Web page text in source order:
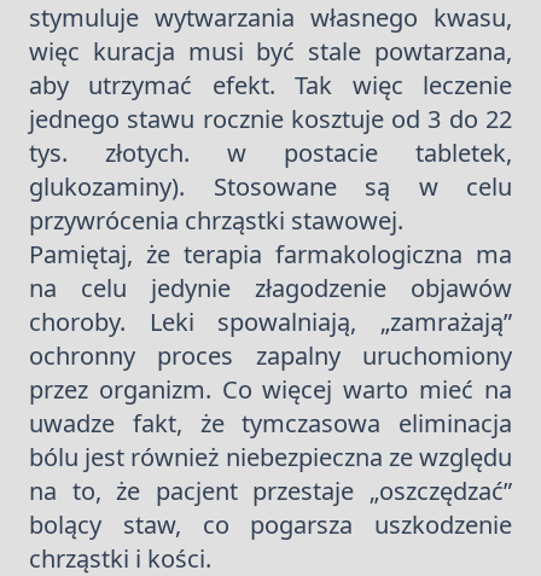
stymuluje wytwarzania własnego kwasu,
więc kuracja musi być stale powtarzana,
aby utrzymać efekt. Tak więc leczenie
jednego stawu rocznie kosztuje od 3 do 22
tys. złotych. w postacie tabletek,
glukozaminy). Stosowane są w celu
przywrócenia chrząstki stawowej.
Pamiętaj, że terapia farmakologiczna ma
na celu jedynie złagodzenie objawów
choroby. Leki spowalniają, „zamrażają”
ochronny proces zapalny uruchomiony
przez organizm. Co więcej warto mieć na
uwadze fakt, że tymczasowa eliminacja
bólu jest również niebezpieczna ze względu
na to, że pacjent przestaje „oszczędzać”
bolący staw, co pogarsza uszkodzenie
chrząstki i kości.